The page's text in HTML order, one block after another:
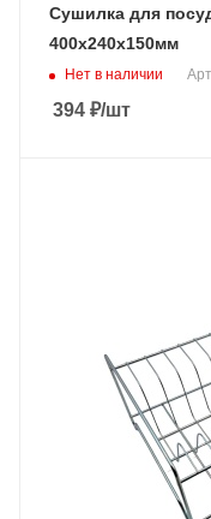
Сушилка для
400х240х150мм
Нет в наличии
394 ₽/шт